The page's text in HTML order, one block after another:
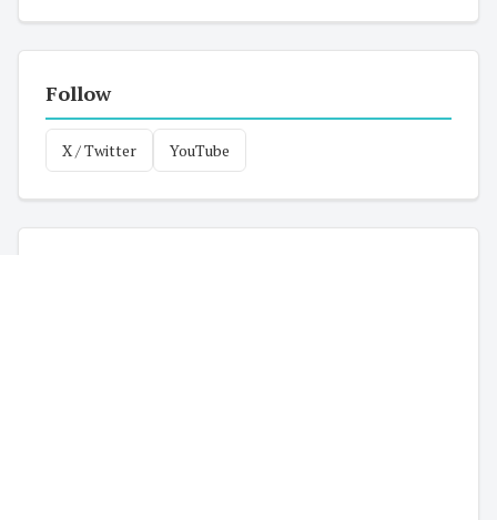
Follow
X / Twitter YouTube